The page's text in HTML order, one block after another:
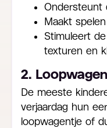
Ondersteunt
Maakt
Stimuleert
texturen en
2.
De meeste
verjaardag hun
loopwagentje of